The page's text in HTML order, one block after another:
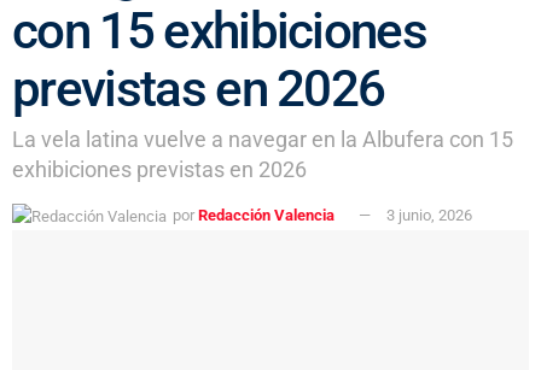
con 15 exhibiciones
previstas en 2026
La vela latina vuelve a navegar en la Albufera con 15
exhibiciones previstas en 2026
por Redacción Valencia 3 junio, 2026